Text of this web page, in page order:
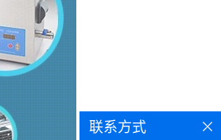
联系方式